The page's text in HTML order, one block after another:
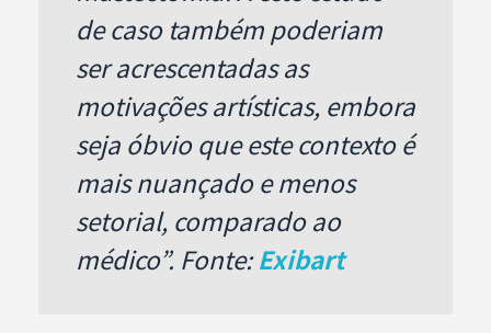
de caso também poderiam
ser acrescentadas as
motivações artísticas, embora
seja óbvio que este contexto é
mais nuançado e menos
setorial, comparado ao
médico”. Fonte:Exibart